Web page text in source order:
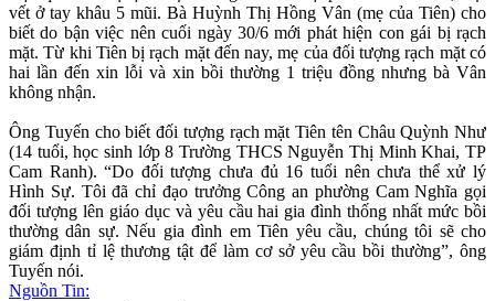
vết ở tay khâu 5 mũi. Bà Huỳnh Thị Hồng Vân (mẹ của Tiên) cho
biết do bận việc nên cuối ngày 30/6 mới phát hiện con gái bị rạch
mặt. Từ khi Tiên bị rạch mặt đến nay, mẹ của đối tượng rạch mặt có
hai lần đến xin lỗi và xin bồi thường 1 triệu đồng nhưng bà Vân
không nhận.
Ông Tuyến cho biết đối tượng rạch mặt Tiên tên Châu Quỳnh Như
(14 tuổi, học sinh lớp 8 Trường THCS Nguyễn Thị Minh Khai, TP
Cam Ranh). “Do đối tượng chưa đủ 16 tuổi nên chưa thể xử lý
Hình Sự. Tôi đã chỉ đạo trưởng Công an phường Cam Nghĩa gọi
đối tượng lên giáo dục và yêu cầu hai gia đình thống nhất mức bồi
thường dân sự. Nếu gia đình em Tiên yêu cầu, chúng tôi sẽ cho
giám định tỉ lệ thương tật để làm cơ sở yêu cầu bồi thường”, ông
Tuyến nói.
Nguồn Tin: